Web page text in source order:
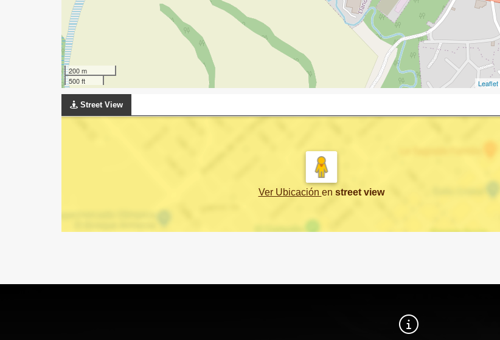
200 m
500 ft
Leaflet
Street View
Ver Ubicación en street view